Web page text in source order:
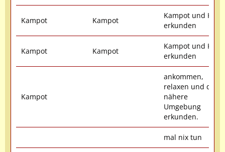
Kampot Kampot
Kampot und Kep
erkunden
Kampot Kampot
Kampot und Kep
erkunden
Kampot
ankommen,
relaxen und die
nähere
Umgebung
erkunden.
mal nix tun